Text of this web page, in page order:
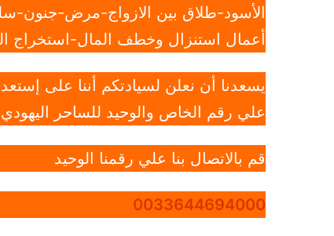
الأسود-طلاق بين الازواج-مرض-جنون-
أعمال استنزال وخطف المال-استخراج
يسعدنا أن نعلن لسيادتكم أننا على
علي رقم الخاص والوحيد للساحر
قم بالاتصال بنا علي رقمنا الوحيد
0033644694000